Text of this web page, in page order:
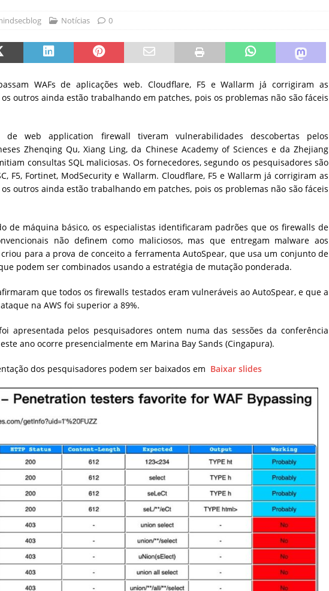
[ 30/07/2026 ]
Notícias 0
WAFs de aplicações web. Cloudflare, F5 e Wallarm já corrigiram as
outros ainda estão trabalhando em patches, pois os problemas não são fáceis
de web application firewall tiveram vulnerabilidades descobertas pelos
Zhenqing Qu, Xiang Ling, da Chinese Academy of Sciences e da Zhejiang
consultas SQL maliciosas. Os fornecedores, segundo os pesquisadores são
F5, Fortinet, ModSecurity e Wallarm. Cloudflare, F5 e Wallarm já corrigiram as
outros ainda estão trabalhando em patches, pois os problemas não são fáceis
de máquina básico, os especialistas identificaram padrões que os firewalls de
não definem como maliciosos, mas que entregam malware aos
para a prova de conceito a ferramenta AutoSpear, que usa um conjunto de
podem ser combinados usando a estratégia de mutação ponderada.
que todos os firewalls testados eram vulneráveis ​​ao AutoSpear, e que a
na AWS foi superior a 89%.
apresentada pelos pesquisadores ontem numa das sessões da conferência
ano ocorre presencialmente em Marina Bay Sands (Cingapura).
dos pesquisadores podem ser baixados em Baixar slides